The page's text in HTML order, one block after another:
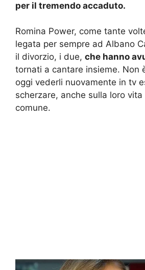
per il tremendo accaduto.
Romina Power, come tante
legata per sempre ad Albano
il divorzio, i due, che hanno
tornati a cantare insieme. Non
oggi vederli nuovamente in tv
scherzare, anche sulla loro
comune.